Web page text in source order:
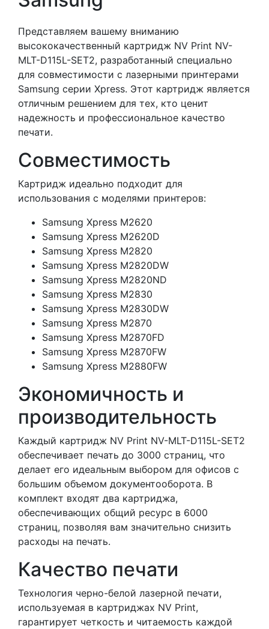
Представляем вашему вниманию
высококачественный картридж NV Print NV-
MLT-D115L-SET2, разработанный специально
для совместимости с лазерными принтерами
Samsung серии Xpress. Этот картридж является
отличным решением для тех, кто ценит
надежность и профессиональное качество
печати.
Совместимость
Картридж идеально подходит для
использования с моделями принтеров:
Samsung Xpress M2620
Samsung Xpress M2620D
Samsung Xpress M2820
Samsung Xpress M2820DW
Samsung Xpress M2820ND
Samsung Xpress M2830
Samsung Xpress M2830DW
Samsung Xpress M2870
Samsung Xpress M2870FD
Samsung Xpress M2870FW
Samsung Xpress M2880FW
Экономичность и
производительность
Каждый картридж NV Print NV-MLT-D115L-SET2
обеспечивает печать до 3000 страниц, что
делает его идеальным выбором для офисов с
большим объемом документооборота. В
комплект входят два картриджа,
обеспечивающих общий ресурс в 6000
страниц, позволяя вам значительно снизить
расходы на печать.
Качество печати
Технология черно-белой лазерной печати,
используемая в картриджах NV Print,
гарантирует четкость и читаемость каждой